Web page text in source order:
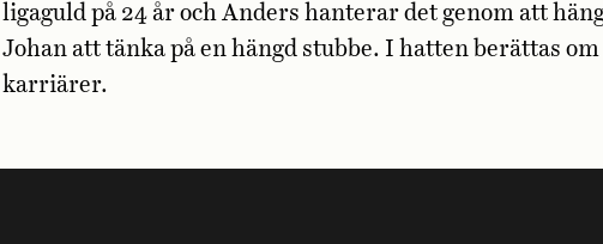
ligaguld på 24 år och Anders hanterar det genom att
Johan att tänka på en hängd stubbe. I hatten berättas
karriärer.